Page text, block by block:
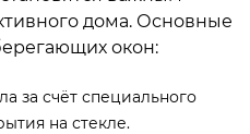
дома. Основные
окон:
за счёт специального
на стекле.